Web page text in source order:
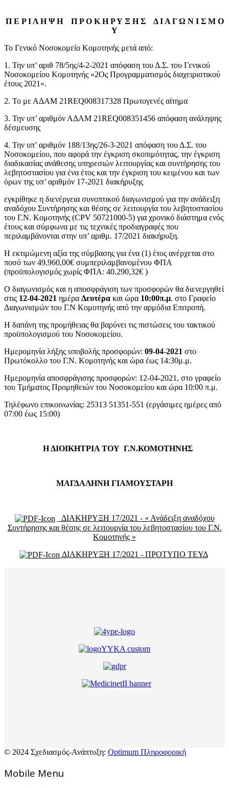
Π Ε Ρ Ι Λ Η Ψ Η Π Ρ Ο Κ Η Ρ Υ Ξ Η Σ Δ Ι Α Γ Ω Ν Ι Σ Μ Ο
Υ
Το Γενικό Νοσοκομείο Κομοτηνής μετά από:
1. Την υπ’ αριθ 78/5ης/4-2-2021 απόφαση του Δ.Σ. του Γενικού
Νοσοκομείου Κομοτηνής «2Ος Προγραμματισμός διαχειριστικού
έτους 2021».
2. Το με ΑΔΑΜ 21REQ008317328 Πρωτογενές αίτημα
3. Την υπ’ αριθμόν ΑΔΑΜ 21REQ008351456 απόφαση ανάληψης
δέσμευσης
4. Την υπ’ αριθμόν 188/13ης/26-3-2021 απόφαση του Δ.Σ. του
Νοσοκομείου, που αφορά την έγκριση σκοπιμότητας, την έγκριση
διαδικασίας ανάθεσης υπηρεσιών λειτουργίας και συντήρησης του
λεβητοστασίου για ένα έτος και την έγκριση του κειμένου και των
όρων της υπ’ αριθμόν 17-2021 διακήρυξης
εγκρίθηκε η διενέργεια συνοπτικού διαγωνισμού για την ανάδειξη
αναδόχου Συντήρησης και θέσης σε λειτουργία του λεβητοστασίου
του Γ.Ν. Κομοτηνής (CPV 50721000-5) για χρονικό διάστημα ενός
έτους και σύμφωνα με τις τεχνικές προδιαγραφές που
περιλαμβάνονται στην υπ’ αριθμ. 17/2021 διακήρυξη.
Η εκτιμώμενη αξία της σύμβασης για ένα (1) έτος ανέρχεται στο
ποσό των 49.960,00€ συμπεριλαμβανομένου ΦΠΑ
(προϋπολογισμός χωρίς ΦΠΑ: 40.290,32€ )
Ο διαγωνισμός και η αποσφράγιση των προσφορών θα διενεργηθεί
στις 12-04-2021 ημέρα Δευτέρα και ώρα 10:00π.μ. στο Γραφείο
Διαγωνισμών του Γ.Ν Κομοτηνής από την αρμόδια Επιτροπή.
Η δαπάνη της προμήθειας θα βαρύνει τις πιστώσεις του τακτικού
προϋπολογισμού του Νοσοκομείου.
Ημερομηνία λήξης υποβολής προσφορών: 09-04-2021 στο
Πρωτόκολλο του Γ.Ν. Κομοτηνής και ώρα έως 14:30μ.μ.
Ημερομηνία αποσφράγισης προσφορών: 12-04-2021, στο γραφείο
του Τμήματος Προμηθειών του Νοσοκομείου και ώρα 10:00 π.μ.
Τηλέφωνο επικοινωνίας: 25313 51351-551 (εργάσιμες ημέρες από
07:00 έως 15:00)
Η ΔΙΟΙΚΗΤΡΙΑ ΤΟΥ Γ.Ν.ΚΟΜΟΤΗΝΗΣ
ΜΑΓΔΑΛΗΝΗ ΓΙΑΜΟΥΣΤΑΡΗ
ΔΙΑΚΗΡΥΞΗ 17/2021 - « Ανάδειξη αναδόχου
Συντήρησης και θέσης σε λειτουργία του λεβητοστασίου του Γ.Ν.
Κομοτηνής »
ΔΙΑΚΗΡΥΞΗ 17/2021 - ΠΡΟΤΥΠΟ ΤΕΥΔ
© 2024 Σχεδιασμός-Ανάπτυξη: Optimum Πληροφορική
Mοbile Menu